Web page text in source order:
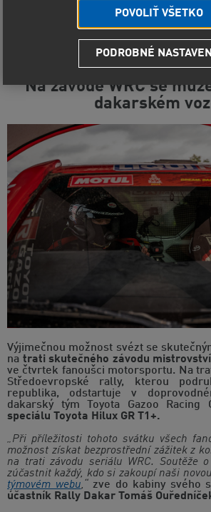
Na závodě WRC se
dakarském
Výjimečnou možnost svézt se
na trati skutečného závodu
ve čtvrtek fanoušci motorsportu. Na
Středoevropské rally, kterou
republika, odstartuje v
dakarský tým Toyota Gazoo Racing
speciálu Toyota Hilux GR T1+.
„Při příležitosti tohoto svátku všech
možnost získat bezprostřední zážitek z
na trati závodu seriálu WRC. Soutěže
zúčastnit každý, kdo si zakoupí naši
týmovém webu,“ zve do kabiny svého
účastník Rally Dakar Tomáš
POVOLIŤ VŠETKO
PODROBNÉ